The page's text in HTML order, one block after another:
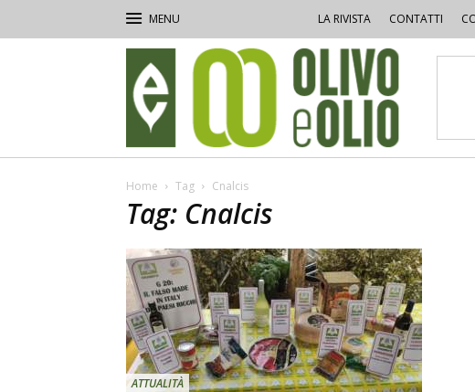
LA RIVISTA CONTATTI
e
Olio
Home Tag Cnalcis
Tag: Cnalcis
ATTUALITÀ